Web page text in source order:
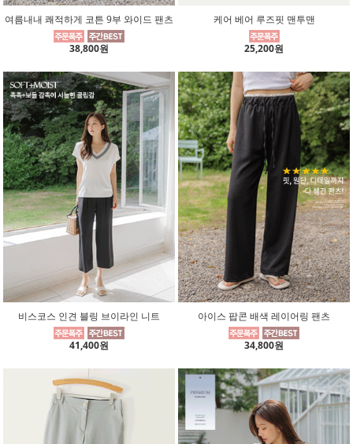
여름내내 쾌적하게 코튼 9부 와이드 팬츠
38,800원
케어 베어 루즈핏 맨투맨
25,200원
비스코스 인견 블링 브이라인 니트
41,400원
아이스 팝콘 배색 레이어링 팬츠
34,800원